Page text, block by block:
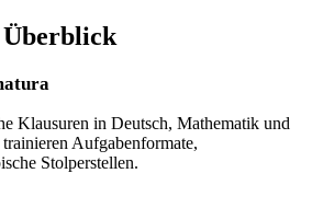
Klausuren in Deutsch, Mathematik und
Aufgabenformate,
Stolperstellen.